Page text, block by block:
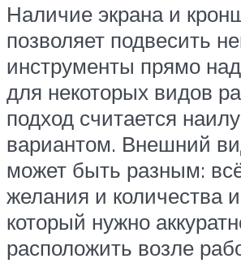
Наличие экрана и
позволяет подвесить
инструменты прямо
для некоторых видов
подход считается
вариантом. Внешний
может быть разным:
желания и количества
который нужно
расположить возле